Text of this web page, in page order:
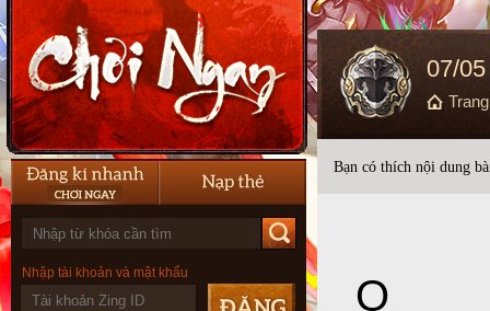
Nhập tài khoản và mật khẩu
07/
Bạn có thích nội dung
Q